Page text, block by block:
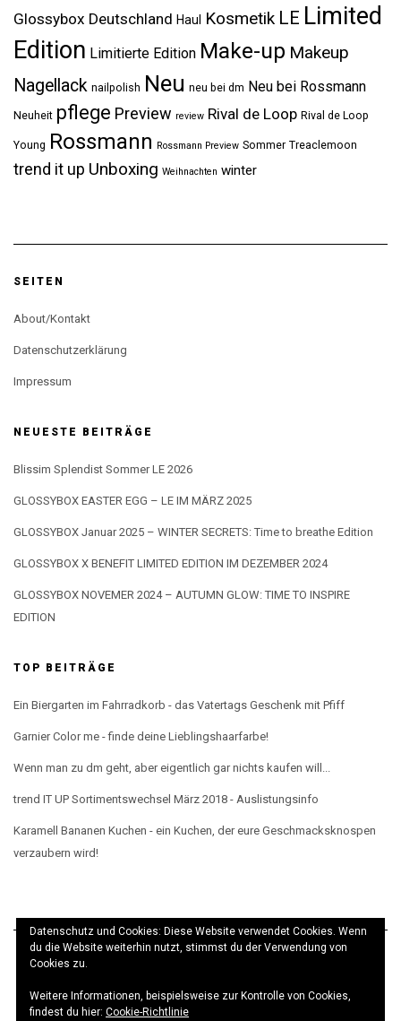
Glossybox Deutschland Haul Kosmetik LE Limited
Edition Limitierte Edition Make-up Makeup
Nagellack nailpolish Neu neu bei dm Neu bei Rossmann
Neuheit pflege Preview review Rival de Loop Rival de Loop
Young Rossmann Rossmann Preview Sommer Treaclemoon
trend it up Unboxing Weihnachten winter
SEITEN
About/Kontakt
Datenschutzerklärung
Impressum
NEUESTE BEITRÄGE
Blissim Splendist Sommer LE 2026
GLOSSYBOX EASTER EGG – LE IM MÄRZ 2025
GLOSSYBOX Januar 2025 – WINTER SECRETS: Time to breathe Edition
GLOSSYBOX X BENEFIT LIMITED EDITION IM DEZEMBER 2024
GLOSSYBOX NOVEMER 2024 – AUTUMN GLOW: TIME TO INSPIRE
EDITION
TOP BEITRÄGE
Ein Biergarten im Fahrradkorb - das Vatertags Geschenk mit Pfiff
Garnier Color me - finde deine Lieblingshaarfarbe!
Wenn man zu dm geht, aber eigentlich gar nichts kaufen will...
trend IT UP Sortimentswechsel März 2018 - Auslistungsinfo
Karamell Bananen Kuchen - ein Kuchen, der eure Geschmacksknospen
verzaubern wird!
© elbeMÄDCHEN 2017 · ThemeKale· Realisierung
Datenschutz und Cookies: Diese Website verwendet Cookies. Wenn
du die Website weiterhin nutzt, stimmst du der Verwendung von
Cookies zu.
Weitere Informationen, beispielsweise zur Kontrolle von Cookies,
findest du hier: Cookie-Richtlinie